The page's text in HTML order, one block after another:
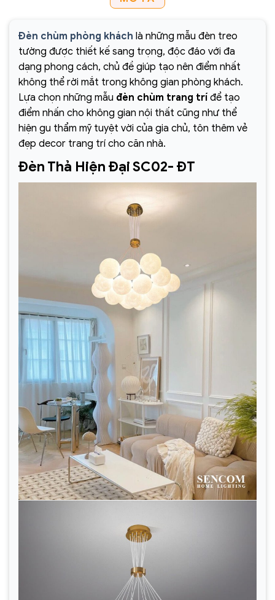
Đèn chùm phòng khách là những mẫu đèn treo
tường được thiết kế sang trọng, độc đáo với đa
dạng phong cách, chủ đề giúp tạo nên điểm nhất
không thể rời mắt trong không gian phòng khách.
Lựa chọn những mẫu đèn chùm trang trí để tạo
điểm nhấn cho không gian nội thất cũng như thể
hiện gu thẩm mỹ tuyệt vời của gia chủ, tôn thêm vẻ
đẹp decor trang trí cho căn nhà.
Đèn Thả Hiện Đại SC02- ĐT